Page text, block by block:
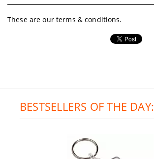
These are our terms & conditions.
BESTSELLERS OF THE DAY: